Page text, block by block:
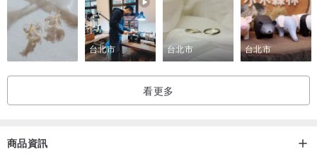
台北市 台北市 台北市
看更多
商品資訊